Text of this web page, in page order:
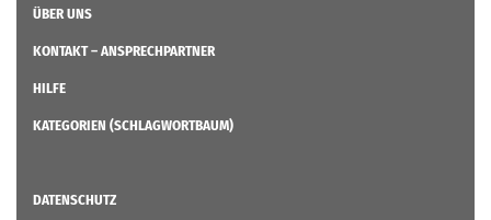
ÜBER UNS
KONTAKT – ANSPRECHPARTNER
HILFE
KATEGORIEN (SCHLAGWORTBAUM)
DATENSCHUTZ